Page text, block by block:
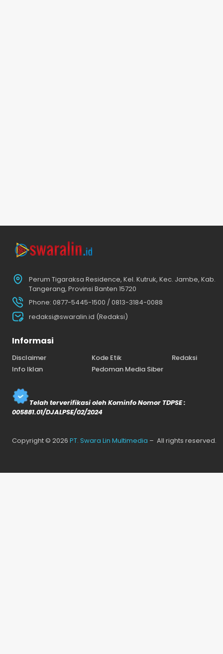
Perum Tigaraksa Residence, Kel. Kutruk, Kec. Jambe, Kab.
Tangerang, Provinsi Banten 15720
Phone: 0877-5445-1500 / 0813-3184-0088
redaksi@swaralin.id (Redaksi)
Informasi
Disclaimer Kode Etik
Redaksi
Info Iklan
Pedoman Media Siber
Telah terverifikasi oleh Kominfo Nomor TDPSE :
005881.01/DJALPSE/02/2024
Copyright © 2026 PT. Swara Lin Multimedia – All rights reserved.